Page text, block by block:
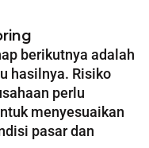
berikutnya adalah
hasilnya. Risiko
perlu
menyesuaikan
pasar dan